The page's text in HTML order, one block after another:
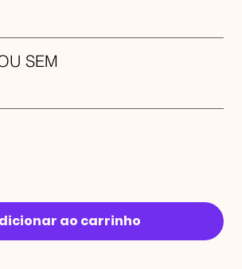
SEM
ao carrinho